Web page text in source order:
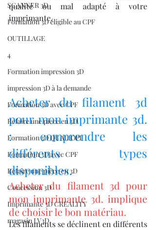
SCANNER 3D
Formation 3D éligible au CPF
OUTILLAGE
4
Formation impression 3D
impression 3D à la demande
Formation 3D avec CPF
Refaire une piece en 3D
Formation 3D QUALIOPI
Formation 3D avec CPF
Refaire une pièce en 3D
Concession 3D
Imprimante 3D CREALITY
magasin LV3D
qualité ou mal adapté à votre
imprimante.
Acheter du filament 3d
pour mon imprimante 3d.
: comprendre les
différents types
disponibles.
Acheter du filament 3d pour
mon imprimante 3d. implique
de choisir le bon matériau.
Les filaments se déclinent en différents